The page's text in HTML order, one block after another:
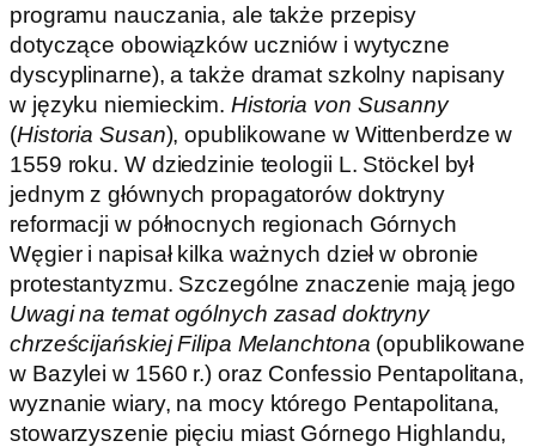
programu nauczania, ale także przepisy
dotyczące obowiązków uczniów i wytyczne
dyscyplinarne), a także dramat szkolny napisany
w języku niemieckim. Historia von Susanny
(Historia Susan), opublikowane w Wittenberdze w
1559 roku. W dziedzinie teologii L. Stöckel był
jednym z głównych propagatorów doktryny
reformacji w północnych regionach Górnych
Węgier i napisał kilka ważnych dzieł w obronie
protestantyzmu. Szczególne znaczenie mają jego
Uwagi na temat ogólnych zasad doktryny
chrześcijańskiej Filipa Melanchtona (opublikowane
w Bazylei w 1560 r.) oraz Confessio Pentapolitana,
wyznanie wiary, na mocy którego Pentapolitana,
stowarzyszenie pięciu miast Górnego Highlandu,